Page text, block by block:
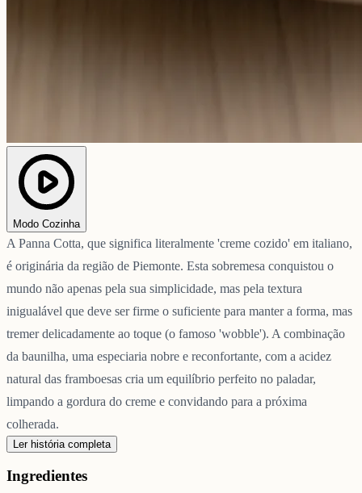
Modo Cozinha
A Panna Cotta, que significa literalmente 'creme cozido' em italiano,
é originária da região de Piemonte. Esta sobremesa conquistou o
mundo não apenas pela sua simplicidade, mas pela textura
inigualável que deve ser firme o suficiente para manter a forma, mas
tremer delicadamente ao toque (o famoso 'wobble'). A combinação
da baunilha, uma especiaria nobre e reconfortante, com a acidez
natural das framboesas cria um equilíbrio perfeito no paladar,
limpando a gordura do creme e convidando para a próxima
colherada.
Ler história completa
Ingredientes